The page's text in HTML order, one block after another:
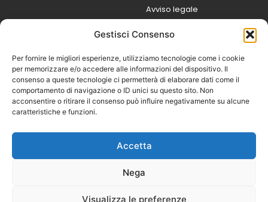
Gestisci Consenso
Per fornire le migliori esperienze, utilizziamo tecnologie come i cookie
per memorizzare e/o accedere alle informazioni del dispositivo. Il
consenso a queste tecnologie ci permetterà di elaborare dati come il
comportamento di navigazione o ID unici su questo sito. Non
acconsentire o ritirare il consenso può influire negativamente su alcune
caratteristiche e funzioni.
Accetta
Nega
Visualizza le preferenze
Avviso legale
9:00
Sabato 09:00 /
14:00
16:30 / 20:00
Domenica
Castaldi Luca | P.IVA
IT07259351216